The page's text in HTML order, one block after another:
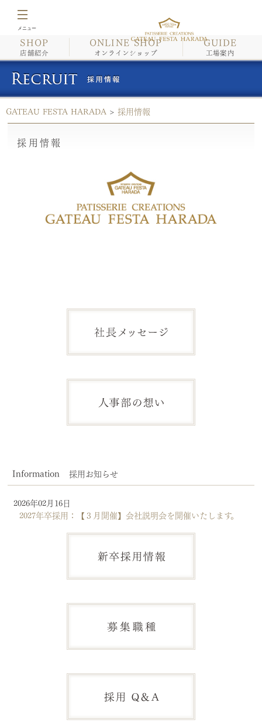
店舗紹介
オンラインショップ
工場案内
イベント情報・催事情報
SHOP
店舗紹介
ONLINE SHOP
オンラインショップ
GUIDE
工場案内
GATEAU FESTA HARADA > 採用情報
採用情報
Information採用お知らせ
2026年02月16日
2027年卒採用：【３月開催】会社説明会を開催いたします。